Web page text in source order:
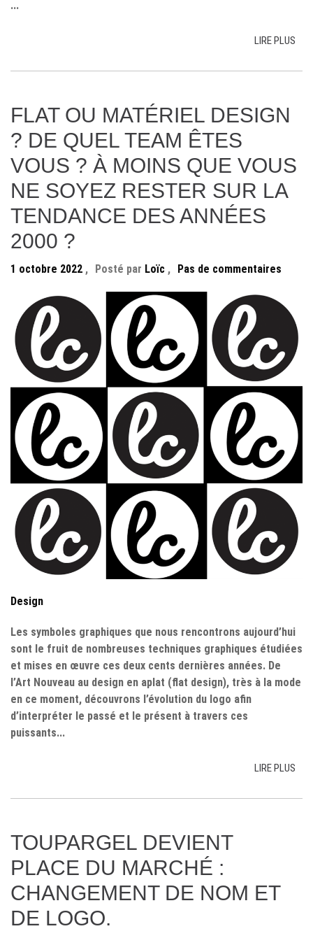
...
LIRE PLUS
FLAT OU MATÉRIEL DESIGN
? DE QUEL TEAM ÊTES
VOUS ? À MOINS QUE VOUS
NE SOYEZ RESTER SUR LA
TENDANCE DES ANNÉES
2000 ?
1 octobre 2022 , Posté par Loïc , Pas de commentaires
Design
Les symboles graphiques que nous rencontrons aujourd’hui
sont le fruit de nombreuses techniques graphiques étudiées
et mises en œuvre ces deux cents dernières années. De
l’Art Nouveau au design en aplat (flat design), très à la mode
en ce moment, découvrons l’évolution du logo afin
d’interpréter le passé et le présent à travers ces
puissants...
LIRE PLUS
TOUPARGEL DEVIENT
PLACE DU MARCHÉ :
CHANGEMENT DE NOM ET
DE LOGO.